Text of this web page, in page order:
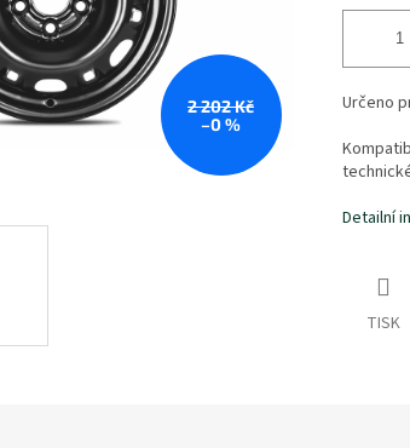
2 202 Kč
–0 %
Určeno
Detailní
TISK